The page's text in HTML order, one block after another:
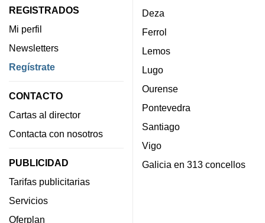
REGISTRADOS
Mi perfil
Newsletters
Regístrate
CONTACTO
Cartas al director
Contacta con nosotros
PUBLICIDAD
Tarifas publicitarias
Servicios
Oferplan
Deza
Ferrol
Lemos
Lugo
Ourense
Pontevedra
Santiago
Vigo
Galicia en 313 concellos